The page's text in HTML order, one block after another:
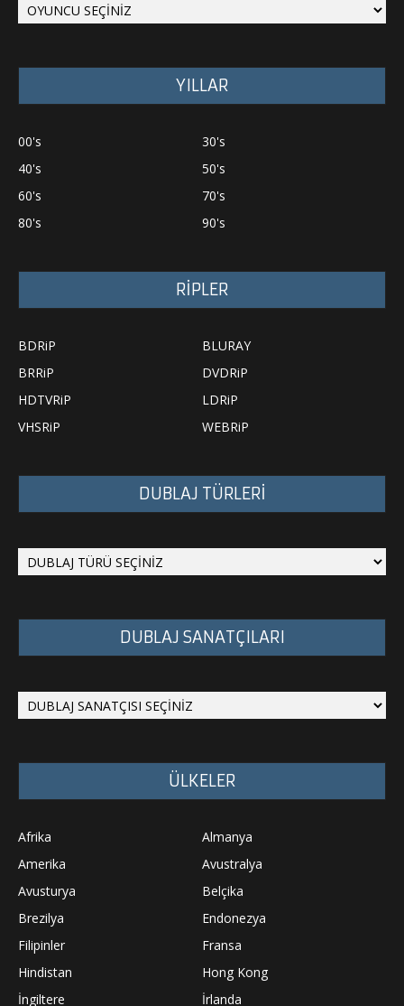
YILLAR
00's
30's
40's
50's
60's
70's
80's
90's
RİPLER
BDRiP
BLURAY
BRRiP
DVDRiP
HDTVRiP
LDRiP
VHSRiP
WEBRiP
DUBLAJ TÜRLERİ
DUBLAJ SANATÇILARI
ÜLKELER
Afrika
Almanya
Amerika
Avustralya
Avusturya
Belçika
Brezilya
Endonezya
Filipinler
Fransa
Hindistan
Hong Kong
İngiltere
İrlanda